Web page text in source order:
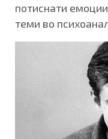
потиснати
теми во